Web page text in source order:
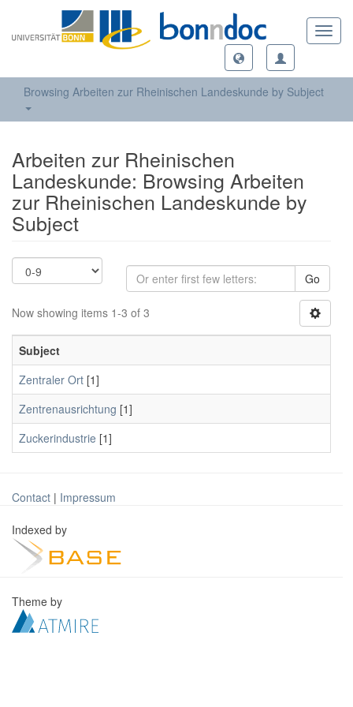
Browsing Arbeiten zur Rheinischen Landeskunde by Subject
Arbeiten zur Rheinischen
Landeskunde: Browsing Arbeiten
zur Rheinischen Landeskunde by
Subject
Go
Now showing items 1-3 of 3
Subject
Zentraler Ort [1]
Zentrenausrichtung [1]
Zuckerindustrie [1]
Contact | Impressum
Indexed by
Theme by